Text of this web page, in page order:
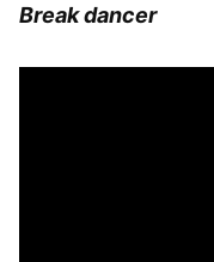
Break dancer